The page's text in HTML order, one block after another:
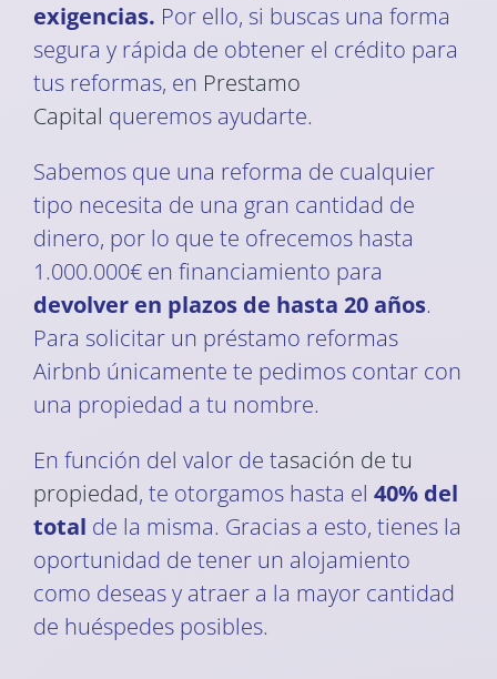
exigencias. Por ello, si buscas una forma
segura y rápida de obtener el crédito para
tus reformas, en Prestamo
Capital queremos ayudarte.
Sabemos que una reforma de cualquier
tipo necesita de una gran cantidad de
dinero, por lo que te ofrecemos hasta
1.000.000€ en financiamiento para
devolver en plazos de hasta 20 años.
Para solicitar un préstamo reformas
Airbnb únicamente te pedimos contar con
una propiedad a tu nombre.
En función del valor de tasación de tu
propiedad, te otorgamos hasta el 40% del
total de la misma. Gracias a esto, tienes la
oportunidad de tener un alojamiento
como deseas y atraer a la mayor cantidad
de huéspedes posibles.